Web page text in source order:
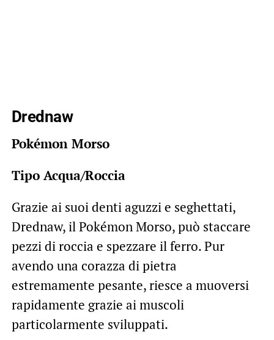
Drednaw
Pokémon Morso
Tipo Acqua/Roccia
Grazie ai suoi denti aguzzi e seghettati,
Drednaw, il Pokémon Morso, può staccare
pezzi di roccia e spezzare il ferro. Pur
avendo una corazza di pietra
estremamente pesante, riesce a muoversi
rapidamente grazie ai muscoli
particolarmente sviluppati.